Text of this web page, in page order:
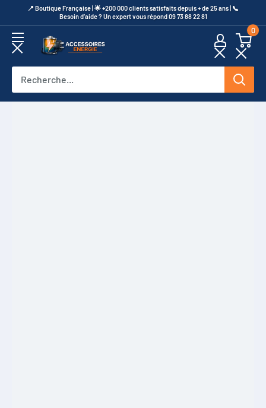
au
contenu
​📍​ Boutique Française | 🌟 +200 000 clients satisfaits depuis + de 25 ans | 📞​
Besoin d’aide ? Un expert vous répond 09 73 88 22 81
Accessoires
0